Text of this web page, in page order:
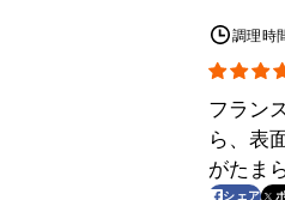
調理時
フラン
ら、表
がたま
シェア